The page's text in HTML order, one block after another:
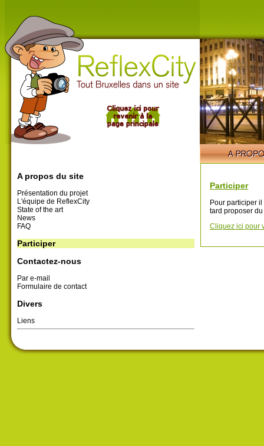
A propos du site
Présentation du projet
L'équipe de ReflexCity
State of the art
News
FAQ
Participer
Contactez-nous
Par e-mail
Formulaire de contact
Divers
Liens
Participer
Pour participer
tard proposer
Cliquez ici pour